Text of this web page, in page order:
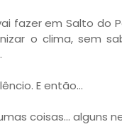
fazer em Salto do
o clima, sem
E então...
coisas... alguns